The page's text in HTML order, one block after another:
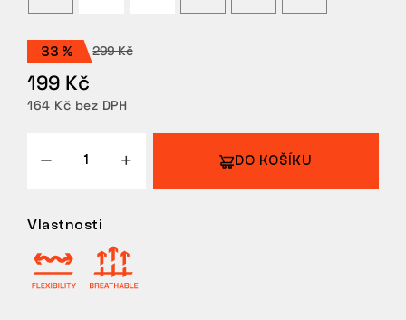
VRÁCENÍ/VÝMĚNA
33 % 299 Kč
199 Kč
164 Kč bez DPH
DO KOŠÍKU
Vlastnosti